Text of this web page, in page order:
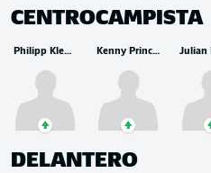
CENTROCAMPISTA
Philipp Klement Kenny Prince Redondo
DELANTERO